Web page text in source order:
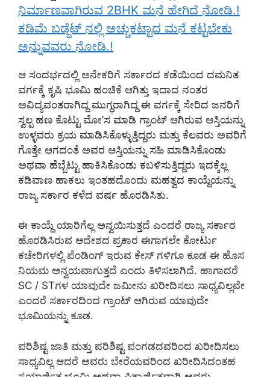
ನಿರ್ಮಾಣವಾಗಿರುವ 2BHK ಮನೆ ಹೇಗಿದೆ ನೋಡಿ.!
ಕಡಿಮೆ ಬಡ್ಜೆಟ್ ನಲ್ಲಿ ಅಚ್ಚುಕಟ್ಟಾದ ಮನೆ ಕಟ್ಟಬೇಕು
ಅನ್ನುವವರು ನೋಡಿ.!
ಆ ಸಂದರ್ಭದಲ್ಲಿ ಅನೇಕರಿಗೆ ಸರ್ಕಾರದ ಕಡೆಯಿಂದ ದಮನಿತ
ವರ್ಗಕ್ಕೆ ಕೃಷಿ ಭೂಮಿ ಹಂಚಿಕೆ ಆಗಿತ್ತು ಇದಾದ ನಂತರ
ಅವಿದ್ಯವಂತರಾಗಿದ್ದ ಮುಗ್ಧರಾಗಿದ್ದ ಈ ವರ್ಗಕ್ಕೆ ಸೇರಿದ ಜನರಿಗೆ
ಸ್ವಲ್ಪ ಹಣ ಕೊಟ್ಟು ಮೋ’ಸ ಮಾಡಿ ಗ್ರಾಂಟ್ ಆಗಿರುವ ಆಸ್ತಿಯನ್ನು
ಉಳ್ಳವರು ಕ್ರಯ ಮಾಡಿಸಿಕೊಳ್ಳುತ್ತಿದ್ದರು ಮತ್ತು ಕೆಲವರು ಅವರಿಗೆ
ಗೊತ್ತೇ ಆಗದಂತೆ ಅವರ ಆಸ್ತಿಯನ್ನು ಸಹಿ ಮಾಡಿಸಿಕೊಂಡು
ಅಥವಾ ಹೆಬ್ಬೆಟ್ಟು ಹಾಕಿಸಿಕೊಂಡು ಕಬಳಿಸುತ್ತಿದ್ದರು ಇದಕ್ಕೆಲ್ಲ
ಕಡಿವಾಣ ಹಾಕಲು ಇಂತಹದೊಂದು ಮಹತ್ವದ ಕಾಯ್ದೆಯನ್ನು
ರಾಜ್ಯ ಸರ್ಕಾರ ಕಳೆದ ವರ್ಷ ಹೊರಡಿಸಿತು.
ಈ ಕಾಯ್ದೆ ಯಾರಿಗೆಲ್ಲ ಅನ್ವಯಿಸುತ್ತದೆ ಎಂದರೆ ರಾಜ್ಯ ಸರ್ಕಾರ
ಹೊರಡಿಸಿರುವ ಆದೇಶದ ಪ್ರಕಾರ ಈಗಾಗಲೇ ಕೋರ್ಟು
ಕಚೇರಿಗಳಲ್ಲಿ ಪೆಂಡಿಂಗ್ ಇರುವ ಕೇಸ್ ಗಳಿಗೂ ಕೂಡ ಈ ಹೊಸ
ನಿಯಮ ಅನ್ವಯವಾಗುತ್ತದೆ ಎಂದು ತಿಳಿಸಲಾಗಿದೆ. ಹಾಗಾದರೆ
SC / STಗಳ ಯಾವುದೇ ಜಮೀನು ಖರೀದಿಸಲು ಸಾಧ್ಯವಿಲ್ಲವೇ
ಎಂದರೆ ಸರ್ಕಾರದಿಂದ ಗ್ರಾಂಟ್ ಆಗಿರುವ ಯಾವುದೇ
ಭೂಮಿಯನ್ನು ಕೂಡ.
ಪರಿಶಿಷ್ಟ ಜಾತಿ ಮತ್ತು ಪರಿಶಿಷ್ಟ ಪಂಗಡದವರಿಂದ ಖರೀದಿಸಲು
ಸಾಧ್ಯವಿಲ್ಲ ಆದರೆ ಅವರು ಬೇರೆಯವರಿಂದ ಖರೀದಿಸಿದಂತಹ